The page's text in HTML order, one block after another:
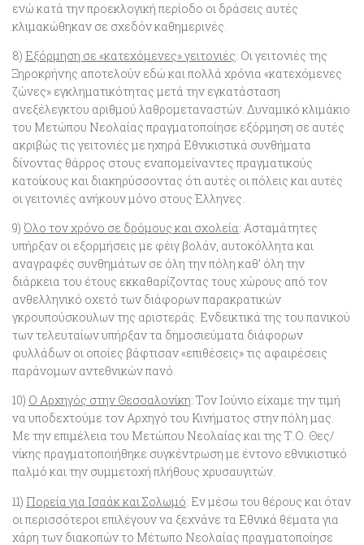
ενώ κατά την προεκλογική περίοδο οι δράσεις αυτές
κλιμακώθηκαν σε σχεδόν καθημερινές.
8) Εξόρμηση σε «κατεχόμενες» γειτονιές: Οι γειτονιές της
Ξηροκρήνης αποτελούν εδώ και πολλά χρόνια «κατεχόμενες
ζώνες» εγκληματικότητας μετά την εγκατάσταση
ανεξέλεγκτου αριθμού λαθρομεταναστών. Δυναμικό κλιμάκιο
του Μετώπου Νεολαίας πραγματοποίησε εξόρμηση σε αυτές
ακριβώς τις γειτονιές με ηχηρά Εθνικιστικά συνθήματα
δίνοντας θάρρος στους εναπομείναντες πραγματικούς
κατοίκους και διακηρύσσοντας ότι αυτές οι πόλεις και αυτές
οι γειτονιές ανήκουν μόνο στους Έλληνες.
9) Όλο τον χρόνο σε δρόμους και σχολεία: Ασταμάτητες
υπήρξαν οι εξορμήσεις με φέιγ βολάν, αυτοκόλλητα και
αναγραφές συνθημάτων σε όλη την πόλη καθ’ όλη την
διάρκεια του έτους εκκαθαρίζοντας τους χώρους από τον
ανθελληνικό οχετό των διάφορων παρακρατικών
γκρουπούσκουλων της αριστεράς. Ενδεικτικά της του πανικού
των τελευταίων υπήρξαν τα δημοσιεύματα διάφορων
φυλλάδων οι οποίες βάφτισαν «επιθέσεις» τις αφαιρέσεις
παράνομων αντεθνικών πανό.
10) Ο Αρχηγός στην Θεσσαλονίκη: Τον Ιούνιο είχαμε την τιμή
να υποδεχτούμε τον Αρχηγό του Κινήματος στην πόλη μας.
Με την επιμέλεια του Μετώπου Νεολαίας και της Τ.Ο. Θες/
νίκης πραγματοποιήθηκε συγκέντρωση με έντονο εθνικιστικό
παλμό και την συμμετοχή πλήθους χρυσαυγιτών.
11) Πορεία για Ισαάκ και Σολωμό: Εν μέσω του θέρους και όταν
οι περισσότεροι επιλέγουν να ξεχνάνε τα Εθνικά θέματα για
χάρη των διακοπών το Μέτωπο Νεολαίας πραγματοποίησε